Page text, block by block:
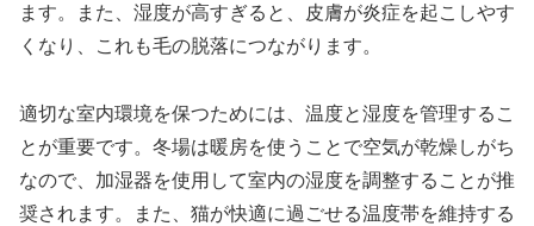
ます。また、湿度が高すぎると、皮膚が炎症を起こしやす
くなり、これも毛の脱落につながります。
適切な室内環境を保つためには、温度と湿度を管理するこ
とが重要です。冬場は暖房を使うことで空気が乾燥しがち
なので、加湿器を使用して室内の湿度を調整することが推
奨されます。また、猫が快適に過ごせる温度帯を維持する